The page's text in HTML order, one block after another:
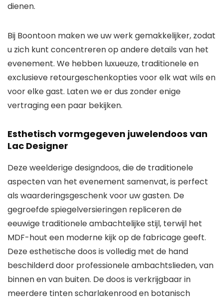
dienen.
Bij Boontoon maken we uw werk gemakkelijker, zodat
u zich kunt concentreren op andere details van het
evenement. We hebben luxueuze, traditionele en
exclusieve retourgeschenkopties voor elk wat wils en
voor elke gast. Laten we er dus zonder enige
vertraging een paar bekijken.
Esthetisch vormgegeven juwelendoos van
Lac Designer
Deze weelderige designdoos, die de traditionele
aspecten van het evenement samenvat, is perfect
als waarderingsgeschenk voor uw gasten. De
gegroefde spiegelversieringen repliceren de
eeuwige traditionele ambachtelijke stijl, terwijl het
MDF-hout een moderne kijk op de fabricage geeft.
Deze esthetische doos is volledig met de hand
beschilderd door professionele ambachtslieden, van
binnen en van buiten. De doos is verkrijgbaar in
meerdere tinten scharlakenrood en botanisch